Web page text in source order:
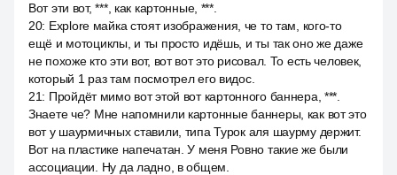
Вот эти вот, ***, как картонные, ***.
20: Explore майка стоят изображения, че то там, кого-то
ещё и мотоциклы, и ты просто идёшь, и ты так оно же даже
не похоже кто эти вот, вот вот это рисовал. То есть человек,
который 1 раз там посмотрел его видос.
21: Пройдёт мимо вот этой вот картонного баннера, ***.
Знаете че? Мне напомнили картонные баннеры, как вот это
вот у шаурмичных ставили, типа Турок аля шаурму держит.
Вот на пластике напечатан. У меня Ровно такие же были
ассоциации. Ну да ладно, в общем.